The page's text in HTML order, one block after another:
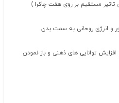
تاثیر مستقیم بر روی هفت چاکرا )
و انرژی روحانی به سمت بدن
توانایی های ذهنی و باز نمودن